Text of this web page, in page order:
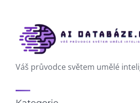
Váš průvodce světem umělé